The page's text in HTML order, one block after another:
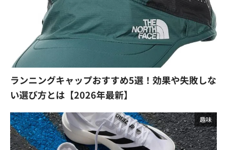
ランニングキャップおすすめ5選！効果や失敗しな
い選び方とは【2026年最新】
趣味